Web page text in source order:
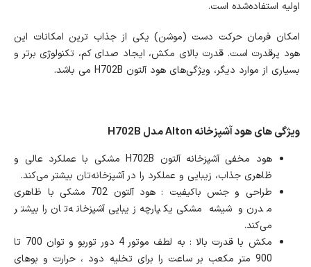
اولیه استفاده‌شده است.
امکان فرمان حرکت دست (موشن) یکی از جذاب ترین امکانات این
هود پرقدرت است. قدرت بالای مکش، ایجاد صدای کم، تکنولوژی برتر و
بسیاری از موارد دیگر، ویژگی‌های هود آلتون H702B می باشد.
ویژگی های هود آشپزخانه Alton مدل H702B
هود مخفی آشپزخانه آلتون H702B مشکی با عملکرد عالی و
ظاهری جذاب، زیبایی و عملکرد را در آشپزخانه‌تان بیشتر می‌کند.
طراحی و جنس باکیفیت : هود آلتون 702 مشکی با ظاهری
مدرن و شیشه مشکی یکپارچه زیبایی آشپزخانه‌تان را بیشتر
می‌کند.
مکش با قدرت بالا : به لطف موتور 4 دور توربو و توان 700 تا
900 متر مکعب بر ساعت را برای تخلیه دود ، حرارت و بوهای